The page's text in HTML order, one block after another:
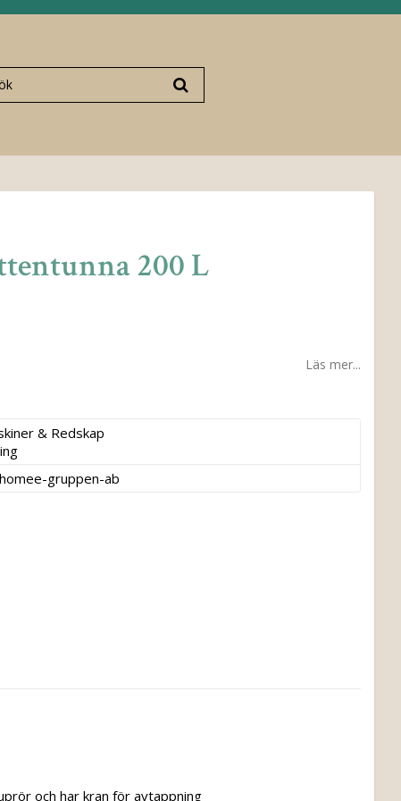
200 L
Läs mer...
& Redskap
gruppen-ab
och har kran för avtappning